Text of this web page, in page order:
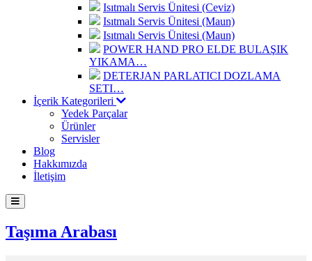
Isıtmalı Servis Ünitesi (Ceviz)
Isıtmalı Servis Ünitesi (Maun)
Isıtmalı Servis Ünitesi (Maun)
POWER HAND PRO ELDE BULAŞIK
YIKAMA…
DETERJAN PARLATICI DOZLAMA
SETI…
İçerik Kategorileri
Yedek Parçalar
Ürünler
Servisler
Blog
Hakkımızda
İletişim
Taşıma Arabası